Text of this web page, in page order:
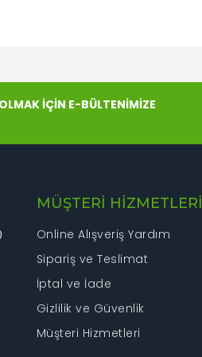
İÇİN E-BÜLTENİMİZE
MÜŞTERİ HİZMETLERİ
Online Alışveriş Yardım
Sipariş ve Teslimat
İptal ve İade
Gizlilik ve Güvenlik
Müşteri Hizmetleri